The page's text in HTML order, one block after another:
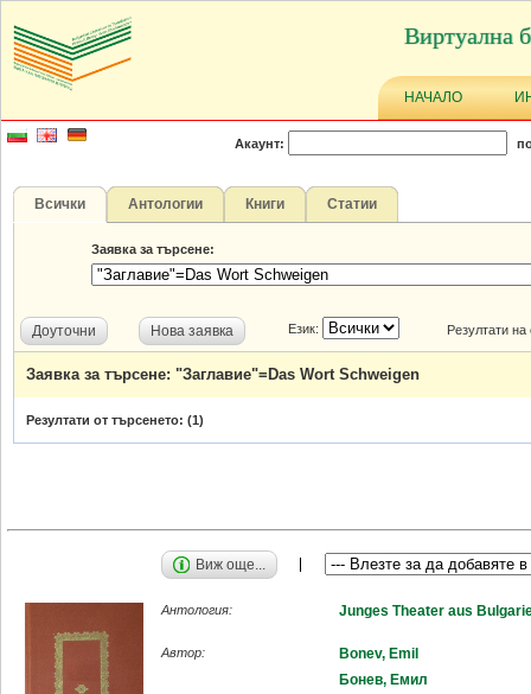
Виртуална
НАЧАЛО
Акаунт:
Всички Антологии Книги Статии
Заявка за търсене:
Доуточни Нова заявка Език: Резултати
Заявка за търсене: "Заглавие"=Das Wort Schweigen
Резултати от търсенето: (1)
Виж още...
Антология: Junges Theater aus
Автор:
Bonev, Emil
Бонев, Емил